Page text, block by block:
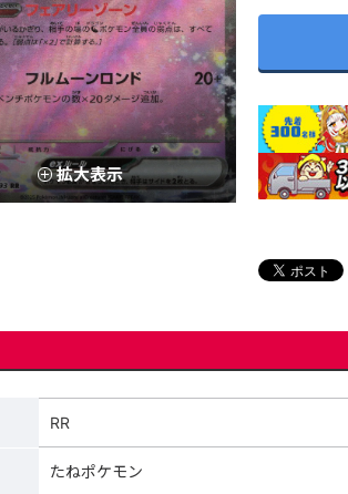
拡大表示
RR
たねポケモン